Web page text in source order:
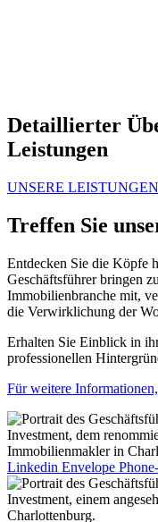
Detaillierter
Leistungen
UNSERE LEISTUNGEN
Treffen Sie
Entdecken Sie die Köpfe
Geschäftsführer bringen
Immobilienbranche mit,
die Verwirklichung der
Erhalten Sie Einblick in
professionellen
Für weitere
Linkedin Envelope